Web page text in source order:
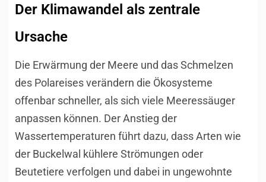
Der Klimawandel als zentrale
Ursache
Die Erwärmung der Meere und das Schmelzen
des Polareises verändern die Ökosysteme
offenbar schneller, als sich viele Meeressäuger
anpassen können. Der Anstieg der
Wassertemperaturen führt dazu, dass Arten wie
der Buckelwal kühlere Strömungen oder
Beutetiere verfolgen und dabei in ungewohnte